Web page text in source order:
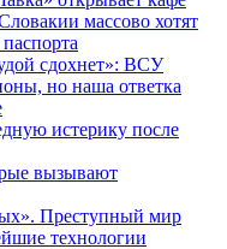
массово хотят
сдохнет»: ВСУ
но наша ответка
истерику после
вызывают
Преступный мир
технологии